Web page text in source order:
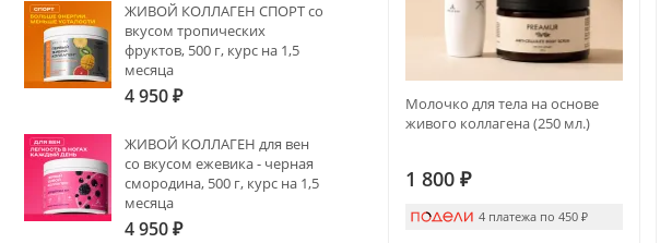
Молочко для тела на основе
живого коллагена (250 мл.)
1 800 ₽
4 платежа по 450₽
ЖИВОЙ КОЛЛАГЕН СПОРТ со
вкусом тропических
фруктов, 500 г, курс на 1,5
месяца
4 950₽
ЖИВОЙ КОЛЛАГЕН для вен
со вкусом ежевика - черная
смородина, 500 г, курс на 1,5
месяца
4 950₽